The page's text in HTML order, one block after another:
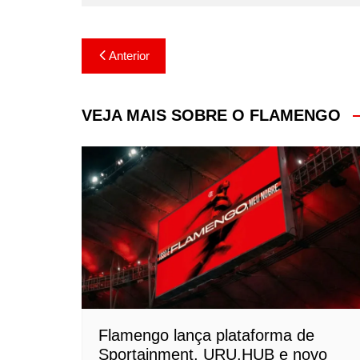
Navegação
de
Post
Anterior
VEJA MAIS SOBRE O FLAMENGO
Flamengo lança plataforma de
Sportainment, URU.HUB e novo